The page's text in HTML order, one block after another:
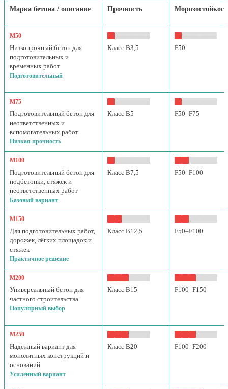
Марка бетона / описание Прочность
М50
Низкопрочный бетон для
подготовительных и
временных работ
Подготовительный
Класс B3,5 F50
М75
Подготовительный бетон для
неответственных и
вспомогательных работ
Низкая прочность
Класс B5 F50–F75
М100
Подготовительный бетон для
подбетонки, стяжек и
неответственных работ
Базовый вариант
Класс B7,5 F50–F100
М150
Для подготовительных работ,
дорожек, лёгких площадок и
стяжек
Практичное решение
Класс B12,5 F50–F100
М200
Универсальный бетон для
частного строительства
Популярный выбор
Класс B15 F100–F150
М250
Надёжный вариант для
монолитных конструкций и
оснований
Усиленный вариант
Класс B20 F100–F200